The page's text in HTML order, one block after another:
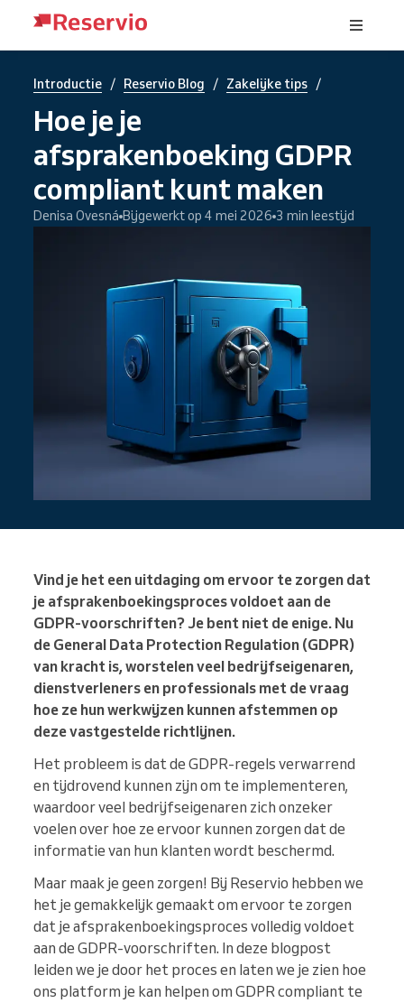
Introductie / Reservio Blog / Zakelijke tips /
Hoe je je
afsprakenboeking GDPR
compliant kunt maken
Denisa Ovesná Bijgewerkt op 4 mei 2026 3 min leestijd
Vind je het een uitdaging om ervoor te zorgen dat
je afsprakenboekingsproces voldoet aan de
GDPR-voorschriften? Je bent niet de enige. Nu
de General Data Protection Regulation (GDPR)
van kracht is, worstelen veel bedrijfseigenaren,
dienstverleners en professionals met de vraag
hoe ze hun werkwijzen kunnen afstemmen op
deze vastgestelde richtlijnen.
Het probleem is dat de GDPR-regels verwarrend
en tijdrovend kunnen zijn om te implementeren,
waardoor veel bedrijfseigenaren zich onzeker
voelen over hoe ze ervoor kunnen zorgen dat de
informatie van hun klanten wordt beschermd.
Maar maak je geen zorgen! Bij Reservio hebben we
het je gemakkelijk gemaakt om ervoor te zorgen
dat je afsprakenboekingsproces volledig voldoet
aan de GDPR-voorschriften. In deze blogpost
leiden we je door het proces en laten we je zien hoe
ons platform je kan helpen om GDPR compliant te